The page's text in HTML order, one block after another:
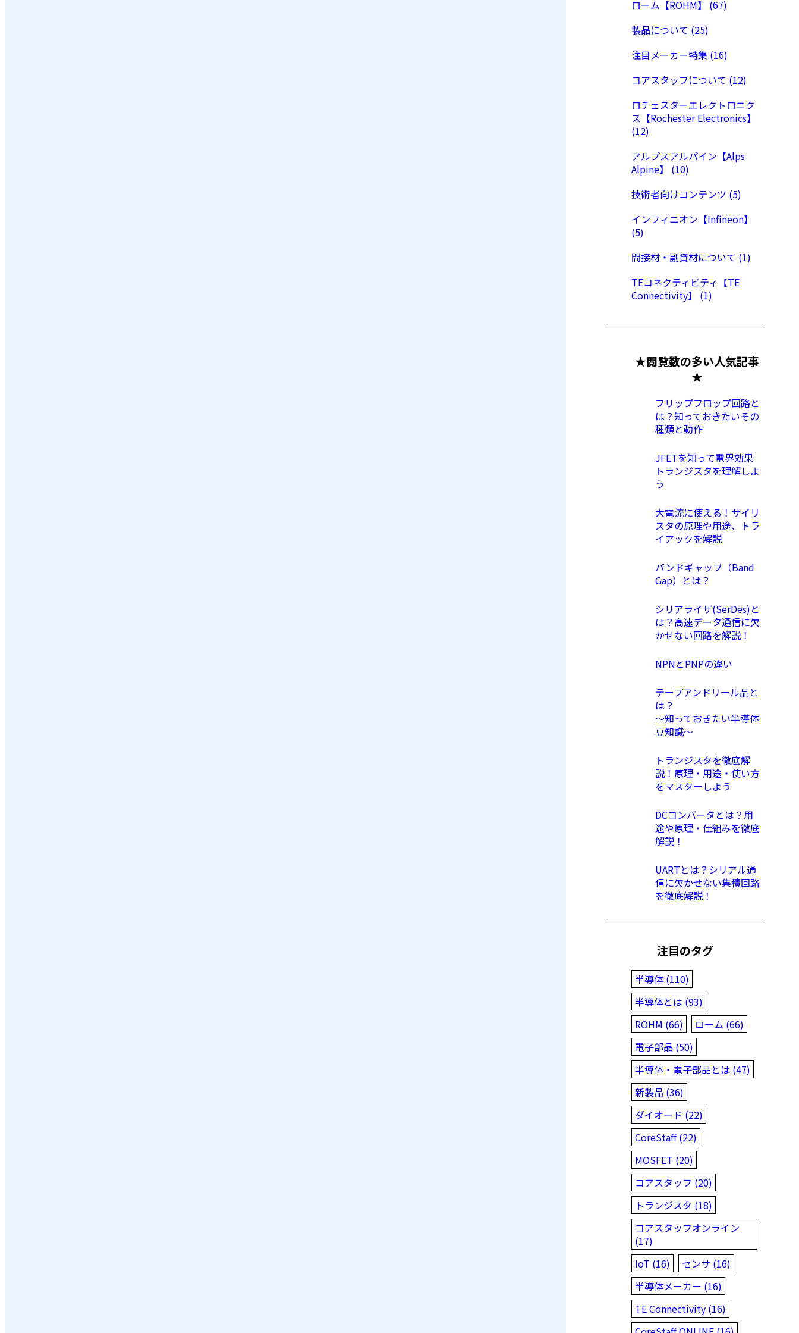
ローム【ROHM】 (67)
製品について (25)
注目メーカー特集 (16)
コアスタッフについて (12)
ロチェスターエレクトロニク
ス【Rochester Electronics】
(12)
アルプスアルパイン【Alps
Alpine】 (10)
技術者向けコンテンツ (5)
インフィニオン【Infineon】
(5)
間接材・副資材について (1)
TEコネクティビティ【TE
Connectivity】 (1)
★閲覧数の多い人気記事
★
フリップフロップ回路と
は？知っておきたいその
種類と動作
JFETを知って電界効果
トランジスタを理解しよ
う
大電流に使える！サイリ
スタの原理や用途、トラ
イアックを解説
バンドギャップ（Band
Gap）とは？
シリアライザ(SerDes)と
は？高速データ通信に欠
かせない回路を解説！
NPNとPNPの違い
テープアンドリール品と
は？
〜知っておきたい半導体
豆知識〜
トランジスタを徹底解
説！原理・用途・使い方
をマスターしよう
DCコンバータとは？用
途や原理・仕組みを徹底
解説！
UARTとは？シリアル通
信に欠かせない集積回路
を徹底解説！
注目のタグ
半導体 (110)
半導体とは (93)
ROHM (66)
ローム (66)
電子部品 (50)
半導体・電子部品とは (47)
新製品 (36)
ダイオード (22)
CoreStaff (22)
MOSFET (20)
コアスタッフ (20)
トランジスタ (18)
コアスタッフオンライン
(17)
IoT (16)
センサ (16)
半導体メーカー (16)
TE Connectivity (16)